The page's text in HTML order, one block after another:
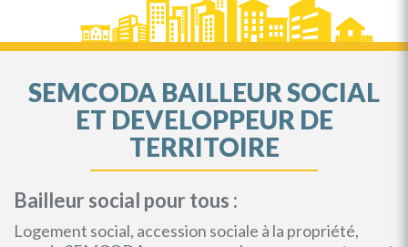
SEMCODA BAILLEUR SOCIAL
ET DEVELOPPEUR DE
TERRITOIRE
Bailleur social pour tous :
Logement social, accession sociale à la propriété,